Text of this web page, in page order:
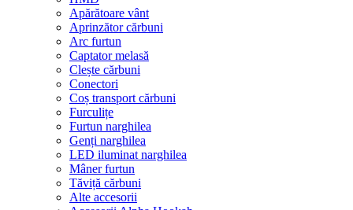
Apărătoare vânt
Aprinzător cărbuni
Arc furtun
Captator melasă
Clește cărbuni
Conectori
Coș transport cărbuni
Furculițe
Furtun narghilea
Genți narghilea
LED iluminat narghilea
Mâner furtun
Tăviță cărbuni
Alte accesorii